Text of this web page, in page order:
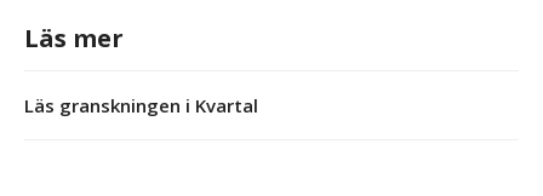
Läs mer
Läs granskningen i Kvartal